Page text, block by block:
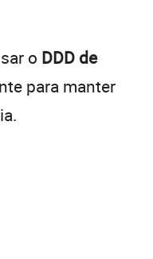
o DDD de
para manter